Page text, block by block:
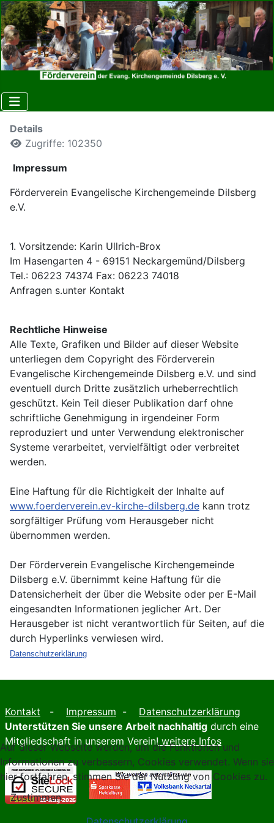
Details
Zugriffe: 102350
Impressum
Förderverein Evangelische Kirchengemeinde Dilsberg
e.V.
1. Vorsitzende: Karin Ullrich-Brox
Im Hasengarten 4 - 69151 Neckargemünd/Dilsberg
Tel.: 06223 74374 Fax: 06223 74018
Anfragen s.unter Kontakt
Rechtliche Hinweise
Alle Texte, Grafiken und Bilder auf dieser Website
unterliegen dem Copyright des Förderverein
Evangelische Kirchengemeinde Dilsberg e.V. und sind
eventuell durch Dritte zusätzlich urheberrechtlich
geschützt. Kein Teil dieser Publikation darf ohne
schriftliche Genehmigung in irgendeiner Form
reproduziert und unter Verwendung elektronischer
Systeme verarbeitet, vervielfältigt oder verbreitet
werden.
Eine Haftung für die Richtigkeit der Inhalte auf
www.foerderverein.ev-kirche-dilsberg.de kann trotz
sorgfältiger Prüfung vom Herausgeber nicht
übernommen werden.
Der Förderverein Evangelische Kirchengemeinde
Dilsberg e.V. übernimmt keine Haftung für die
Datensicherheit der über die Website oder per E-Mail
eingesandten Informationen jeglicher Art. Der
Herausgeber ist nicht verantwortlich für Seiten, auf die
durch Hyperlinks verwiesen wird.
Datenschutzerklärung
Kontakt - Impressum - Datenschutzerklärung
Unterstützen Sie unsere Arbeit nachhaltig durch eine
Mitgliedschaft in unserem Verein! weitere Infos
Auf dieser Webseite werden, um die Funktionen und
Informationen zu verbessern, Cookies verwendet. Wenn sie
hier fortfahren, stimmen Sie der Nutzung von Cookies zu.
Zustimmen